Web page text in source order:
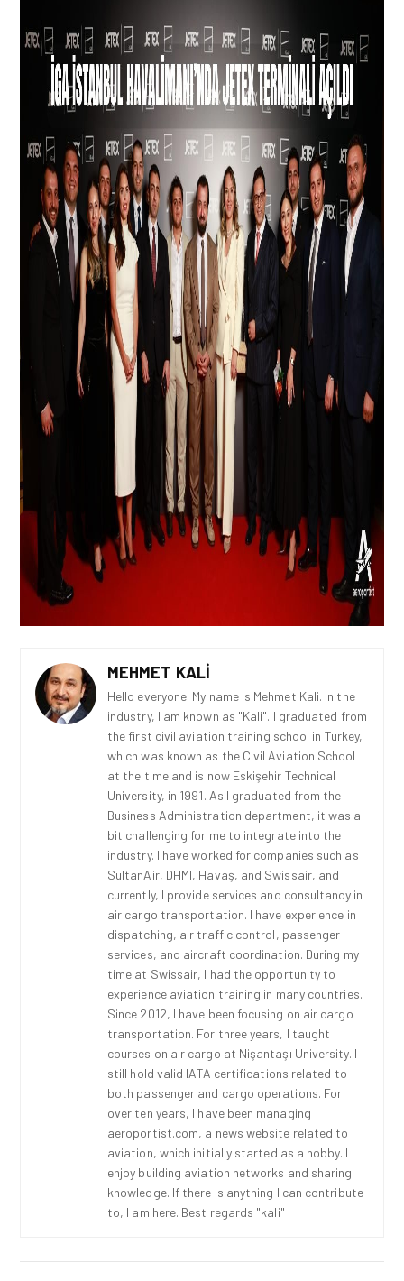
MEHMET KALI
Hello everyone. My name is Mehmet Kali. In the
industry, I am known as "Kali". I graduated from
the first civil aviation training school in Turkey,
which was known as the Civil Aviation School
at the time and is now Eskişehir Technical
University, in 1991. As I graduated from the
Business Administration department, it was a
bit challenging for me to integrate into the
industry. I have worked for companies such as
SultanAir, DHMI, Havaş, and Swissair, and
currently, I provide services and consultancy in
air cargo transportation. I have experience in
dispatching, air traffic control, passenger
services, and aircraft coordination. During my
time at Swissair, I had the opportunity to
experience aviation training in many countries.
Since 2012, I have been focusing on air cargo
transportation. For three years, I taught
courses on air cargo at Nişantaşı University. I
still hold valid IATA certifications related to
both passenger and cargo operations. For
over ten years, I have been managing
aeroportist.com, a news website related to
aviation, which initially started as a hobby. I
enjoy building aviation networks and sharing
knowledge. If there is anything I can contribute
to, I am here. Best regards "kali"